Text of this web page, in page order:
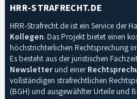
HRR-STRAFRECHT.DE
HRR-Strafrecht.de ist ein Service der
Kollegen. Das Projekt bietet einen
höchstrichterlichen Rechtsprechung
Es besteht aus der juristischen
Newsletterund einer
vollständigen strafrechtlichen
(BGH) und ausgewählter Urteile und